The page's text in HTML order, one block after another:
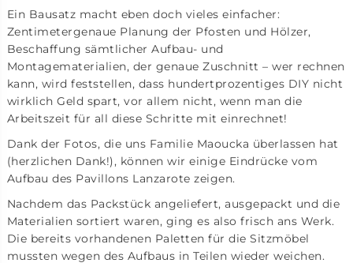
Ein Bausatz macht eben doch vieles einfacher:
Zentimetergenaue Planung der Pfosten und Hölzer,
Beschaffung sämtlicher Aufbau- und
Montagematerialien, der genaue Zuschnitt – wer rechnen
kann, wird feststellen, dass hundertprozentiges DIY nicht
wirklich Geld spart, vor allem nicht, wenn man die
Arbeitszeit für all diese Schritte mit einrechnet!
Dank der Fotos, die uns Familie Maoucka überlassen hat
(herzlichen Dank!), können wir einige Eindrücke vom
Aufbau des Pavillons Lanzarote zeigen.
Nachdem das Packstück angeliefert, ausgepackt und die
Materialien sortiert waren, ging es also frisch ans Werk.
Die bereits vorhandenen Paletten für die Sitzmöbel
mussten wegen des Aufbaus in Teilen wieder weichen.